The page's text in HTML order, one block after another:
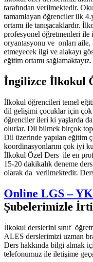
tarafından verilmektedir.
tamamlayan öğrenciler ilk
ortamı ile tanışacaklardır.
profesyonel öğretmenleri
oryantasyonu ve onları aile,
etmeyecek ilgi ve alakayı
eğitim ortamı sağlamaktayız.
İngilizce İlkokul
İlkokul öğrencileri temel
dil gelişimi çocuklar için çok
öğrenciler ileri ki yaşlarda
olurlar. Dil bilmek birçok
Dil üzerinde yapılan eğitim
koordinasyonlarını çok iyi
İlkokul Özel Ders ile en
15-20 dakikalık deneme
olarak da verilmektedir.
Online LGS –
Şubelerimizle
İlkokul derslerini sınıf
ALES derslerimizi uzman
Ders hakkında bilgi almak
telefonumuz ile iletişime